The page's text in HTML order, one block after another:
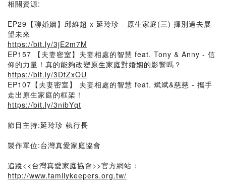
相關資源:
EP29【聊婚姻】邱維超 x 延玲珍 - 原生家庭(三) 揮別過去展
望未來
https://bit.ly/3jE2m7M
EP157 【夫妻密室】夫妻相處的智慧 feat. Tony & Anny - 信
仰的力量！真的能夠改變原生家庭對婚姻的影響嗎？
https://bit.ly/3DtZxOU
EP107【夫妻密室】 夫妻相處的智慧 feat. 斌斌&慈慈 - 攜手
走出原生家庭的框架！
https://bit.ly/3nibYqt
節目主持:延玲珍 執行長
製作單位:台灣真愛家庭協會
追蹤<<台灣真愛家庭協會>>官方網站：
http://www.familykeepers.org.tw/